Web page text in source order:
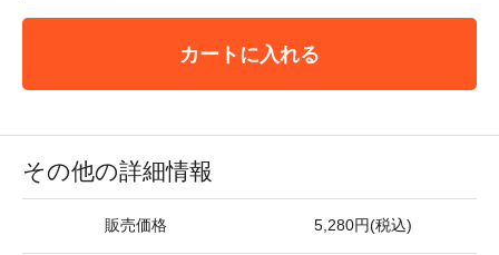
カートに入れる
その他の詳細情報
販売価格 5,280円(税込)